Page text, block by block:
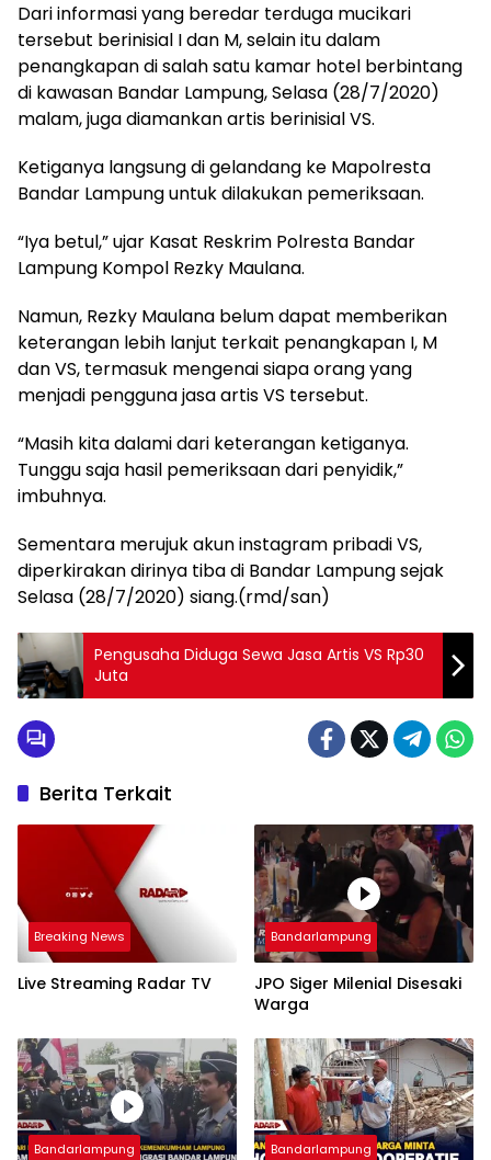
Dari informasi yang beredar terduga mucikari
tersebut berinisial I dan M, selain itu dalam
penangkapan di salah satu kamar hotel berbintang
di kawasan Bandar Lampung, Selasa (28/7/2020)
malam, juga diamankan artis berinisial VS.
Ketiganya langsung di gelandang ke Mapolresta
Bandar Lampung untuk dilakukan pemeriksaan.
“Iya betul,” ujar Kasat Reskrim Polresta Bandar
Lampung Kompol Rezky Maulana.
Namun, Rezky Maulana belum dapat memberikan
keterangan lebih lanjut terkait penangkapan I, M
dan VS, termasuk mengenai siapa orang yang
menjadi pengguna jasa artis VS tersebut.
“Masih kita dalami dari keterangan ketiganya.
Tunggu saja hasil pemeriksaan dari penyidik,”
imbuhnya.
Sementara merujuk akun instagram pribadi VS,
diperkirakan dirinya tiba di Bandar Lampung sejak
Selasa (28/7/2020) siang.(rmd/san)
Pengusaha Diduga Sewa Jasa Artis VS Rp30
Juta
Berita Terkait
Breaking News
Live Streaming Radar TV
Bandarlampung
JPO Siger Milenial Disesaki
Warga
Bandarlampung Bandarlampung